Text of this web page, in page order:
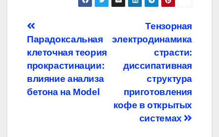
Навигация
по
записям
Тензорная
электродинамика
страсти:
диссипативная
структура
приготовления
кофе в открытых
системах
Парадоксальная
клеточная теория
прокрастинации:
влияние анализа
бетона на Model